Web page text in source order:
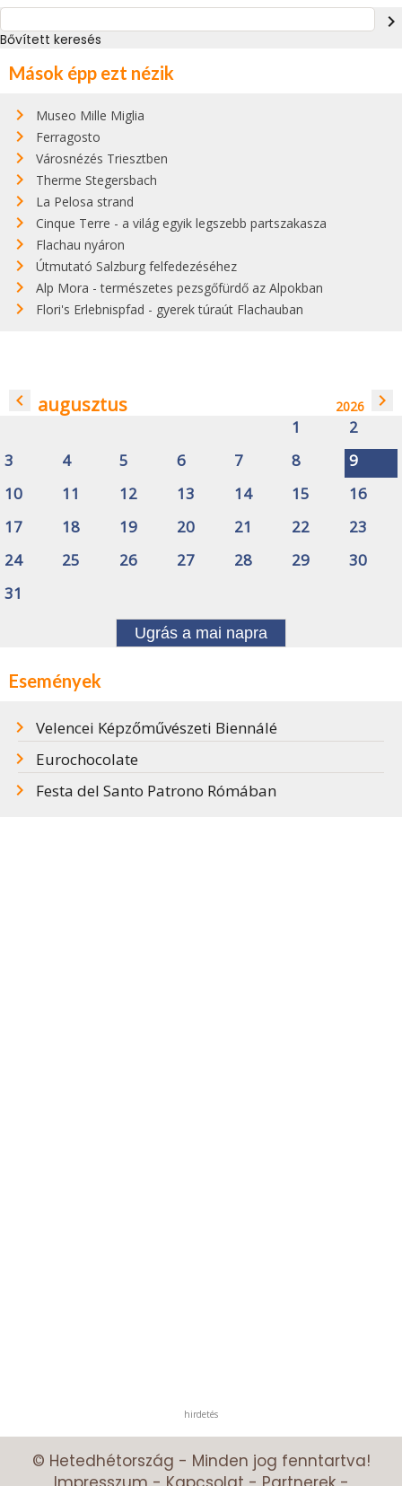
navigate_next
Bővített keresés
Mások épp ezt nézik
Museo Mille Miglia
Ferragosto
Városnézés Triesztben
Therme Stegersbach
La Pelosa strand
Cinque Terre - a világ egyik legszebb partszakasza
Flachau nyáron
Útmutató Salzburg felfedezéséhez
Alp Mora - természetes pezsgőfürdő az Alpokban
Flori's Erlebnispfad - gyerek túraút Flachauban
navigate_before augusztus 2026 navigate_next
1
2
3
4 5 6 7 8
9
10
11 12 13 14 15
16
17
18 19 20 21 22
23
24
25 26 27 28 29
30
31
Ugrás a mai napra
Események
Velencei Képzőművészeti Biennálé
Eurochocolate
Festa del Santo Patrono Rómában
hirdetés
© Hetedhétország - Minden jog fenntartva!